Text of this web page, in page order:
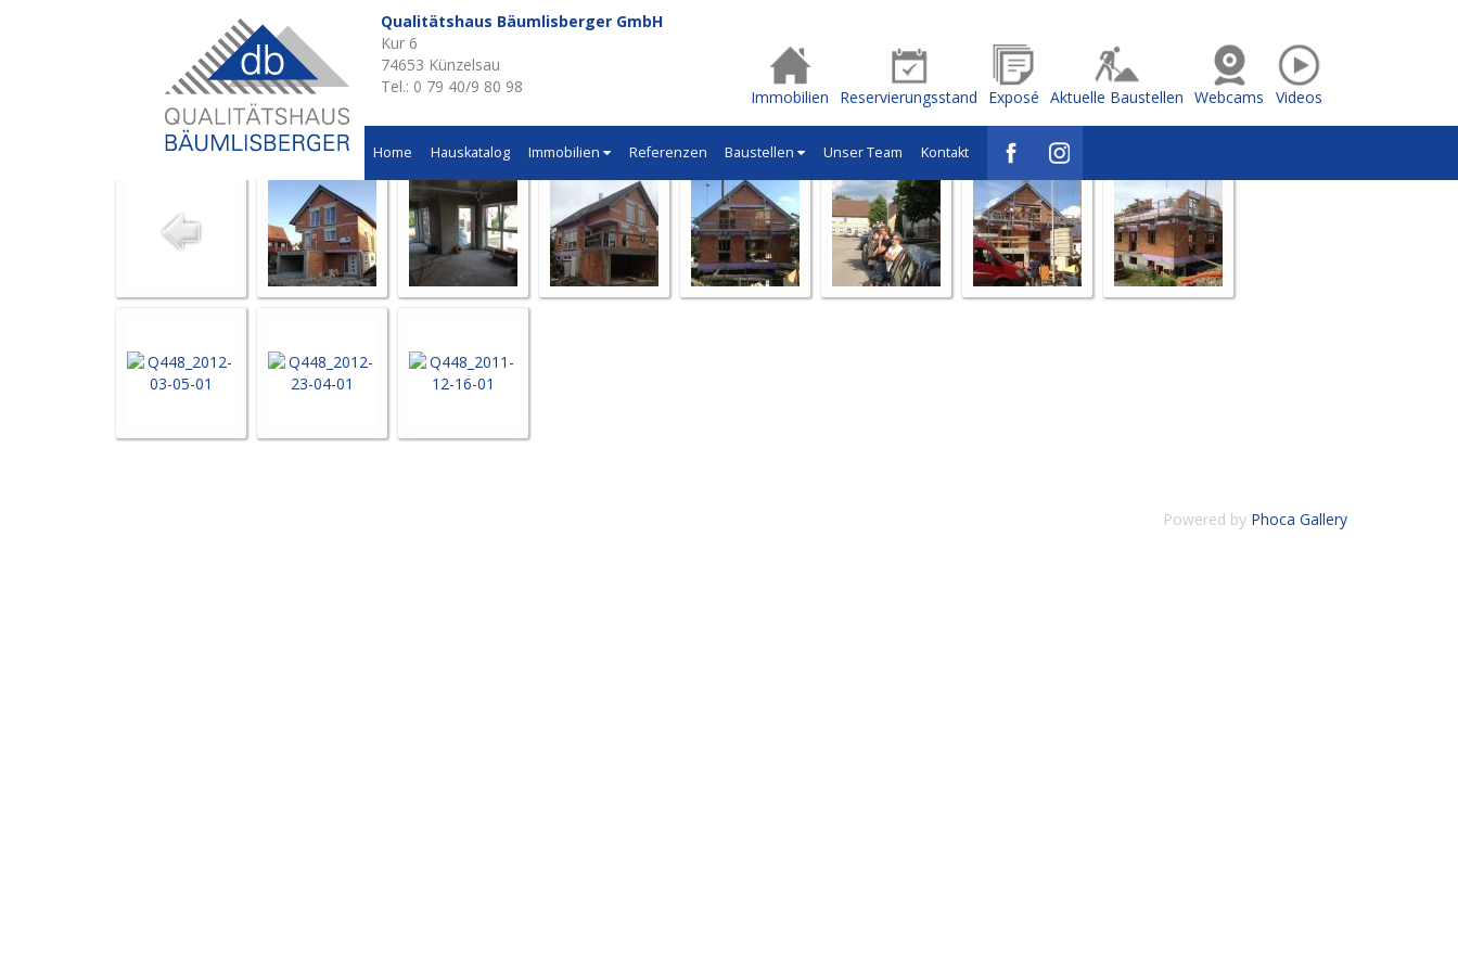
Qualitätshaus Bäumlisberger GmbH
Kur 6
74653 Künzelsau
Tel.: 0 79 40/9 80 98
Immobilien Reservierungsstand Exposé Aktuelle Baustellen Webcams Videos
Home Hauskatalog Immobilien Referenzen Baustellen Unser Team Kontakt
Aktuelle Baustellen - Q448
Wohnhausneubau in Amrichshausen
Powered by Phoca Gallery